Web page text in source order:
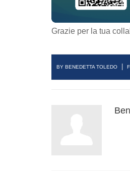
Grazie per la tua
BY BENEDETTA TOLEDO